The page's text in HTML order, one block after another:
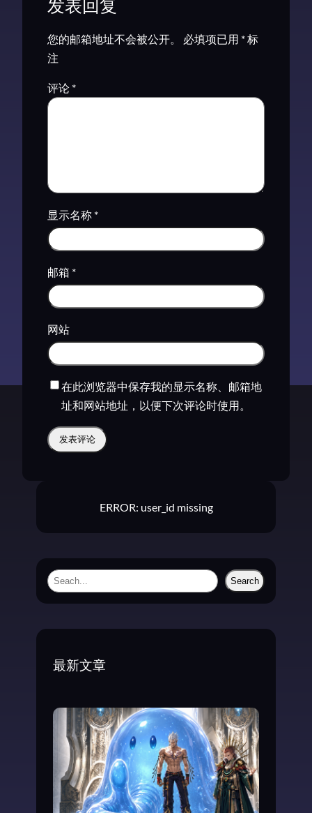
发表回复
您的邮箱地址不会被公开。 必填项已用 *标
注
评论 *
显示名称 *
邮箱 *
网站
在此浏览器中保存我的显示名称、邮箱地
址和网站地址，以便下次评论时使用。
ERROR: user_id missing
S
Search
最新文章